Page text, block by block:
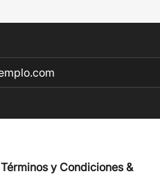
Términos y Condiciones &